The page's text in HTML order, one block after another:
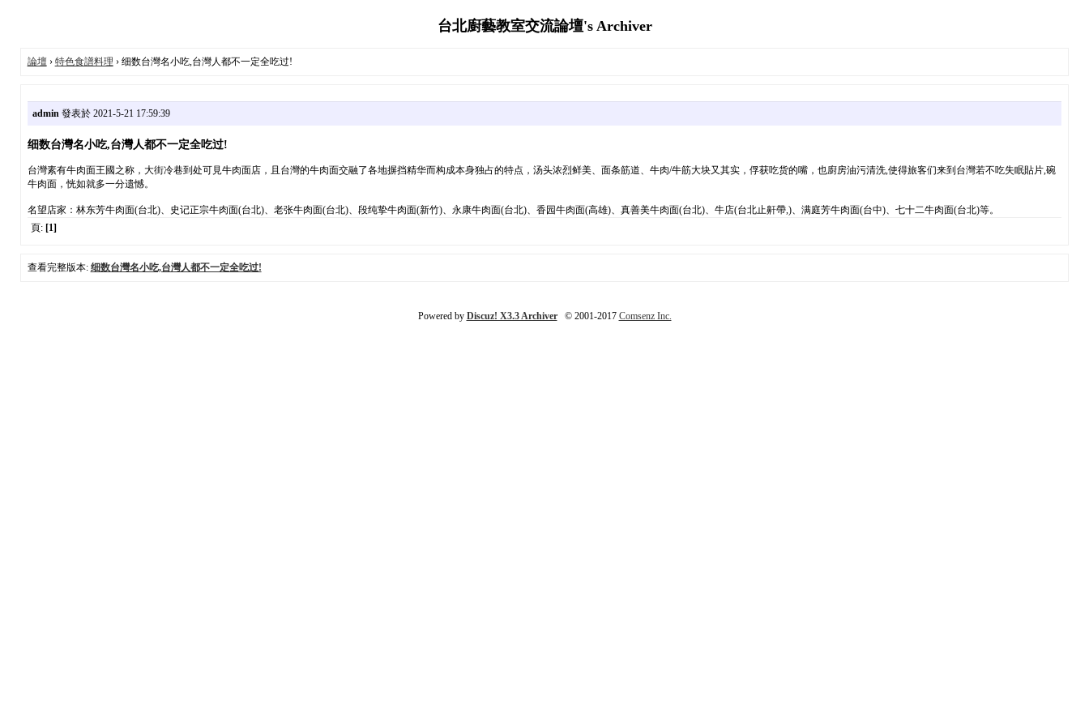
台北廚藝教室交流論壇's Archiver
論壇› 特色食譜料理 › 细数台灣名小吃,台灣人都不一定全吃过!
admin發表於 2021-5-21 17:59:39
细数台灣名小吃,台灣人都不一定全吃过!
台灣素有牛肉面王國之称，大街冷巷到处可見牛肉面店，且台灣的牛肉面交融了各地摒挡精华而构成本身独占的特点，汤头浓烈鲜美、面条筋道、牛肉/牛筋大块又其实，俘获吃货的嘴，也廚房油污清洗,使得旅客们来到台灣若不吃失眠貼片,碗
牛肉面，恍如就多一分遗憾。
名望店家：林东芳牛肉面(台北)、史记正宗牛肉面(台北)、老张牛肉面(台北)、段纯挚牛肉面(新竹)、永康牛肉面(台北)、香园牛肉面(高雄)、真善美牛肉面(台北)、牛店(台北止鼾帶,)、满庭芳牛肉面(台中)、七十二牛肉面(台北)等。
頁: [1]
查看完整版本: 细数台灣名小吃,台灣人都不一定全吃过!
Powered by Discuz! X3.3 Archiver© 2001-2017 Comsenz Inc.